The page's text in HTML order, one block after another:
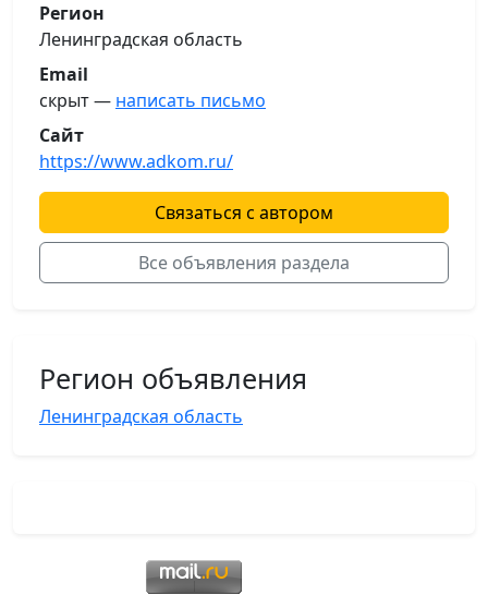
Регион
Ленинградская область
Email
скрыт — написать письмо
Сайт
https://www.adkom.ru/
Связаться с автором
Все объявления раздела
Регион объявления
Ленинградская область